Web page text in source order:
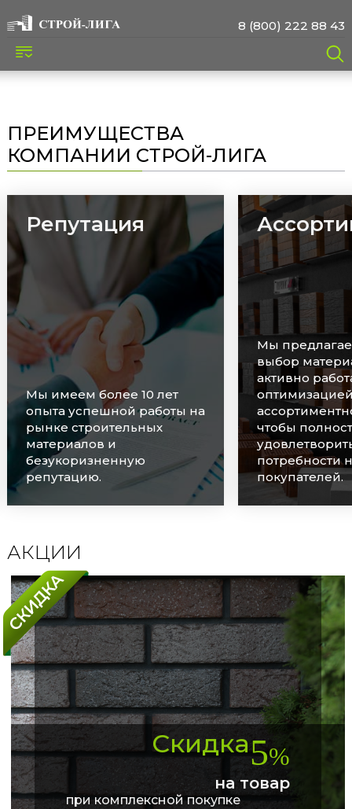
8 (800) 222 88 43
ПРЕИМУЩЕСТВА
КОМПАНИИ СТРОЙ-ЛИГА
Ассортимент
Мы предлагаем широкий
выбор материалов и
активно работаем над
оптимизацией
ассортиментного ряда,
чтобы полностью
удовлетворить
потребности наших
покупателей.
Сроки
Мы очень
наших
оперативно
каждую
соблюдаем
поставок.
АКЦИИ
Скидка5%
на товар
при комплексной покупке